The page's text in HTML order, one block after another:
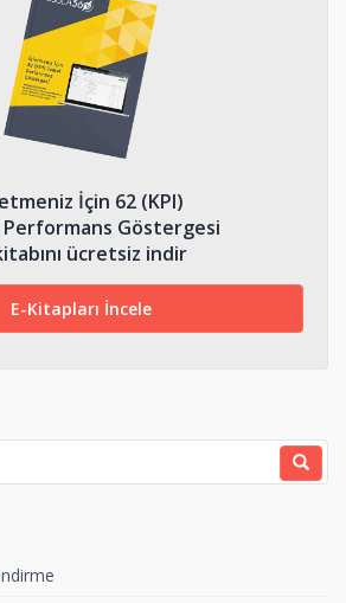
İçin 62 (KPI)
Göstergesi
ücretsiz indir
E-Kitapları İncele